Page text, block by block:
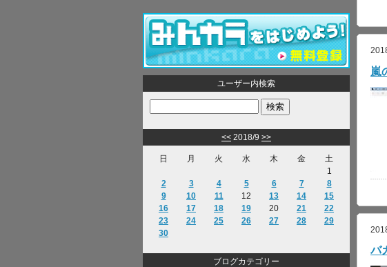
嵐
バ
ユーザー内検索
<< 2018/9 >>
日 月 火 水 木 金
土
1
2
3 4 5 6 7
8
9
10 11 12 13 14
15
16
17 18 19 20 21
22
23
24 25 26 27 28
29
30
ブログカテゴリー